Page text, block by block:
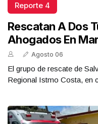
Reporte 4
Rescatan A Dos
Ahogados En Mar
Agosto 06
El grupo de rescate de
Regional Istmo Costa, en